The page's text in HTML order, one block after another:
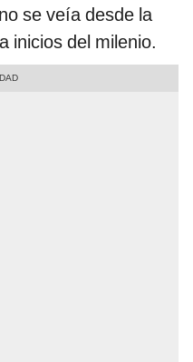
se veía desde la
inicios del milenio.